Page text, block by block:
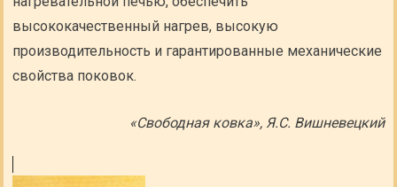
высококачественный нагрев, высокую
производительность и гарантированные механические
свойства поковок.
«Свободная ковка», Я.С. Вишневецкий